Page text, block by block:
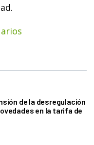
de la desregulación
en la tarifa de